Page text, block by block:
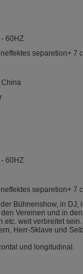
60HZ
separetion+ 7
China
60HZ
separetion+ 7
Bühnenshow, in DJ,
Vereinen und in den
etc. weit verbreitet sein.
Herr-Sklave und
und longitudinal.